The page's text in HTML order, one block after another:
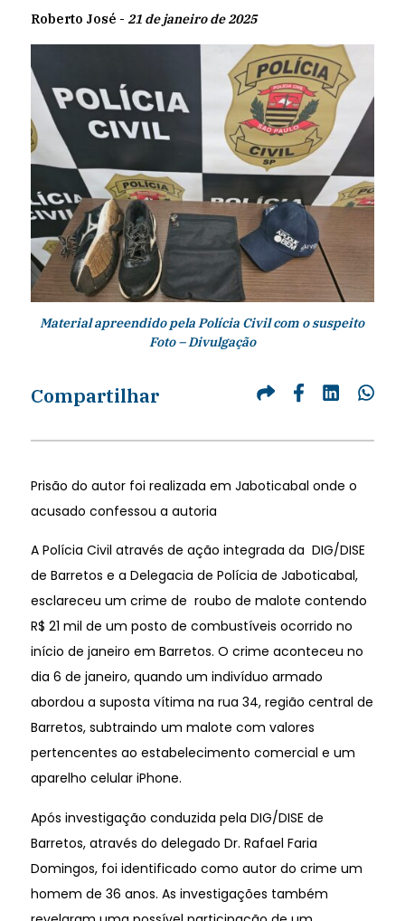
Roberto José - 21 de janeiro de 2025
Material apreendido pela Polícia Civil com o suspeito
Foto – Divulgação
Compartilhar
Prisão do autor foi realizada em Jaboticabal onde o
acusado confessou a autoria
A Polícia Civil através de ação integrada da DIG/DISE
de Barretos e a Delegacia de Polícia de Jaboticabal,
esclareceu um crime de roubo de malote contendo
R$ 21 mil de um posto de combustíveis ocorrido no
início de janeiro em Barretos. O crime aconteceu no
dia 6 de janeiro, quando um indivíduo armado
abordou a suposta vítima na rua 34, região central de
Barretos, subtraindo um malote com valores
pertencentes ao estabelecimento comercial e um
aparelho celular iPhone.
Após investigação conduzida pela DIG/DISE de
Barretos, através do delegado Dr. Rafael Faria
Domingos, foi identificado como autor do crime um
homem de 36 anos. As investigações também